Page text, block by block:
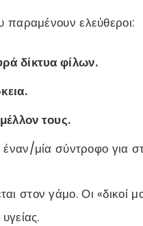
παραμένουν ελεύθεροι:
δίκτυα φίλων.
τους.
μία σύντροφο για
στον γάμο. Οι «δικοί